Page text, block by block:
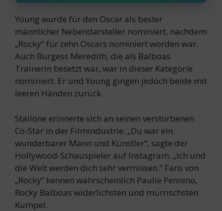
Young wurde für den Oscar als bester
männlicher Nebendarsteller nominiert, nachdem
„Rocky“ für zehn Oscars nominiert worden war.
Auch Burgess Meredith, die als Balboas
Trainerin besetzt war, war in dieser Kategorie
nominiert. Er und Young gingen jedoch beide mit
leeren Händen zurück.
Stallone erinnerte sich an seinen verstorbenen
Co-Star in der Filmindustrie. „Du war ein
wunderbarer Mann und Künstler“, sagte der
Hollywood-Schauspieler auf Instagram. „Ich und
die Welt werden dich sehr vermissen.“ Fans von
„Rocky“ kennen wahrscheinlich Paulie Pennino,
Rocky Balboas widerlichsten und mürrischsten
Kumpel.